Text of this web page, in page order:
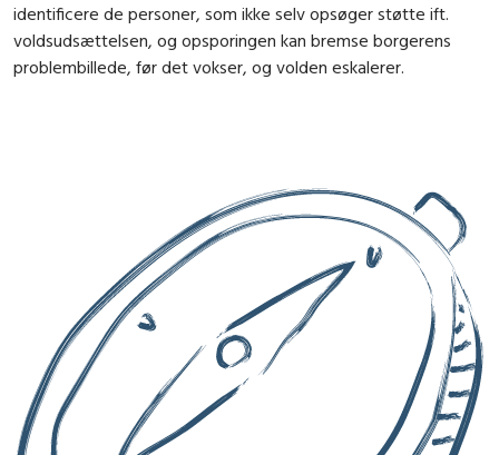
identificere de personer, som ikke selv opsøger støtte ift.
voldsudsættelsen, og opsporingen kan bremse borgerens
problembillede, før det vokser, og volden eskalerer.